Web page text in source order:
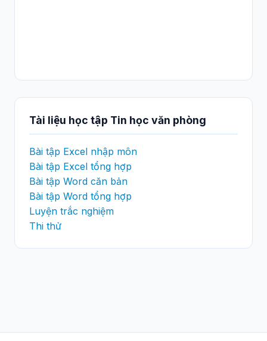
Tài liệu học tập Tin học văn phòng
Bài tập Excel nhập môn
Bài tập Excel tổng hợp
Bài tập Word căn bản
Bài tập Word tổng hợp
Luyện trắc nghiệm
Thi thử